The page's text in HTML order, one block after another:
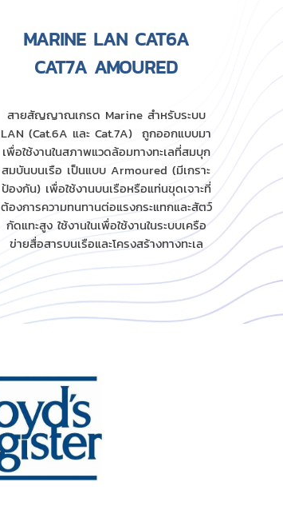
MARINE LAN CAT6A
CAT7A AMOURED
สายสัญญาณเกรด Marine สำหรับระบบ
LAN (Cat.6A และ Cat.7A) ถูกออกแบบมา
เพื่อใช้งานในสภาพแวดล้อมทางทะเลที่สมบุก
สมบันบนเรือ เป็นแบบ Armoured (มีเกราะ
ป้องกัน) เพื่อใช้งานบนเรือหรือแท่นขุดเจาะที่
ต้องการความทนทานต่อแรงกระแทกและสัตว์
กัดแทะสูง ใช้งานในเพื่อใช้งานในระบบเครือ
ข่ายสื่อสารบนเรือและโครงสร้างทางทะเล